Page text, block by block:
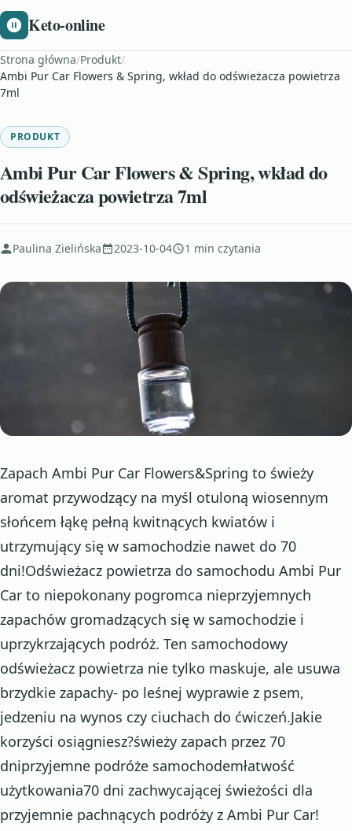
Keto-online
Strona główna/Produkt/
Ambi Pur Car Flowers & Spring, wkład do odświeżacza powietrza
7ml
PRODUKT
Ambi Pur Car Flowers & Spring, wkład do
odświeżacza powietrza 7ml
Paulina Zielińska 2023-10-04 1 min czytania
Zapach Ambi Pur Car Flowers&Spring to świeży
aromat przywodzący na myśl otuloną wiosennym
słońcem łąkę pełną kwitnących kwiatów i
utrzymujący się w samochodzie nawet do 70
dni!Odświeżacz powietrza do samochodu Ambi Pur
Car to niepokonany pogromca nieprzyjemnych
zapachów gromadzących się w samochodzie i
uprzykrzających podróż. Ten samochodowy
odświeżacz powietrza nie tylko maskuje, ale usuwa
brzydkie zapachy- po leśnej wyprawie z psem,
jedzeniu na wynos czy ciuchach do ćwiczeń.Jakie
korzyści osiągniesz?świeży zapach przez 70
dniprzyjemne podróże samochodemłatwość
użytkowania70 dni zachwycającej świeżości dla
przyjemnie pachnących podróży z Ambi Pur Car!